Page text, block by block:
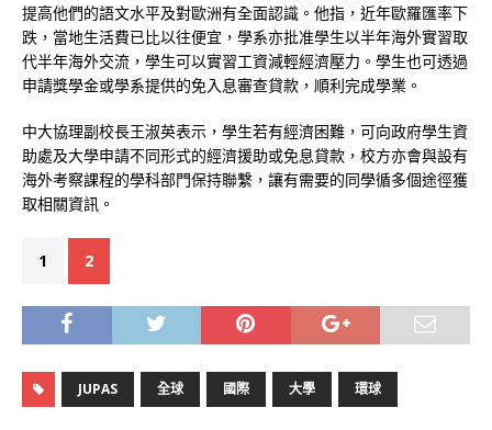
提高他們的語文水平及對歐洲有全面認識。他指，近年歐羅匯率下
跌，當地生活費已比以往便宜，學系亦批准學生以半年海外實習取
代半年海外交流，學生可以實習工資減輕經濟壓力。學生也可透過
申請獎學金或學系提供的免入息審查貸款，順利完成學業。
中大協理副校長王淑英表示，學生若有經濟困難，可向政府學生資
助處及大學申請不同形式的經濟援助或免息貸款，校方亦會與設有
海外考察課程的學科部門保持聯繫，讓有需要的同學循多個途徑獲
取相關資訊。
1 2
JUPAS 全球 國際 大學 環球